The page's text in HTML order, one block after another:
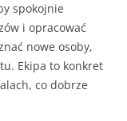
spokojnie
i opracować
nowe osoby,
Ekipa to konkret
co dobrze